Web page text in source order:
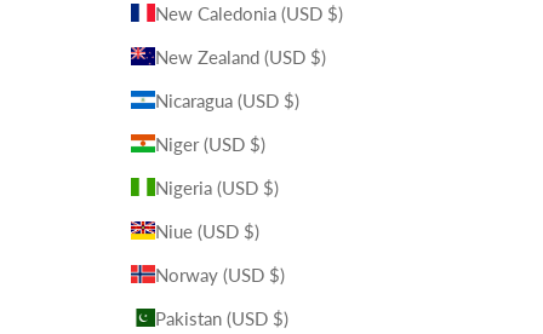
New Caledonia (USD $)
New Zealand (USD $)
Nicaragua (USD $)
Niger (USD $)
Nigeria (USD $)
Niue (USD $)
Norway (USD $)
Pakistan (USD $)